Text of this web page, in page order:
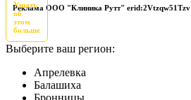
Реклама ООО "Клиника Рутт" erid:2Vtzqw51Tzv
Узнать
об
этом
больше
Выберите ваш регион:
Апрелевка
Балашиха